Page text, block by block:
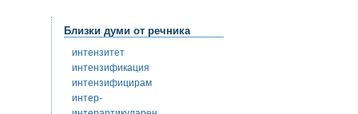
Близки думи от речника
интензитет
интензификация
интензифицирам
интер-